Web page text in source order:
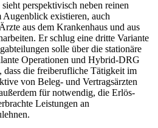
perspektivisch neben reinen
existieren, auch
aus dem Krankenhaus und aus
Er schlug eine dritte Variante
solle über die stationäre
Operationen und Hybrid-DRG
dass die freiberufliche Tätigkeit im
von Beleg- und Vertragsärzten
für notwendig, die Erlös-
Leistungen an